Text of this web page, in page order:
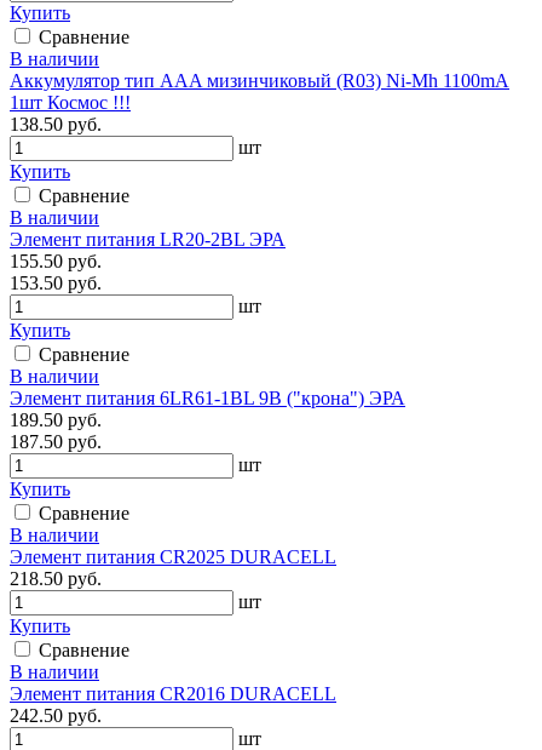
Купить
Сравнение
В наличии
Аккумулятор тип AAA мизинчиковый (R03) Ni-Mh 1100mA
1шт Космос !!!
138.50 руб.
шт
Купить
Сравнение
В наличии
Элемент питания LR20-2BL ЭРА
155.50 руб.
153.50 руб.
шт
Купить
Сравнение
В наличии
Элемент питания 6LR61-1BL 9В ("крона") ЭРА
189.50 руб.
187.50 руб.
шт
Купить
Сравнение
В наличии
Элемент питания CR2025 DURACELL
218.50 руб.
шт
Купить
Сравнение
В наличии
Элемент питания CR2016 DURACELL
242.50 руб.
шт